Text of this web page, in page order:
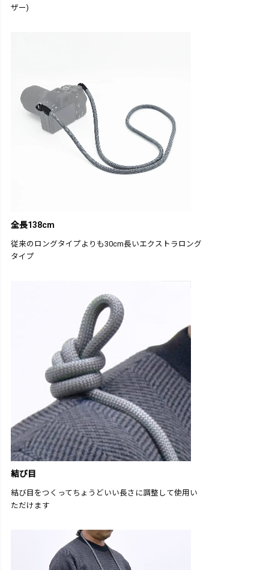
ザー)
全長138cm
従来のロングタイプよりも30cm長いエクストラロング
タイプ
結び目
結び目をつくってちょうどいい長さに調整して使用い
ただけます